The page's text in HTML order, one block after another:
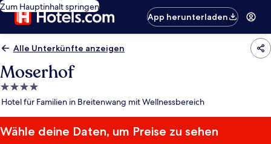
Zum Hauptinhalt springen
App herunterladen
Alle Unterkünfte anzeigen
Moserhof
4.0-
Sterne-
Hotel für Familien in Breitenwang mit Wellnessbereich
Wähle deine Daten, um Preise zu sehen